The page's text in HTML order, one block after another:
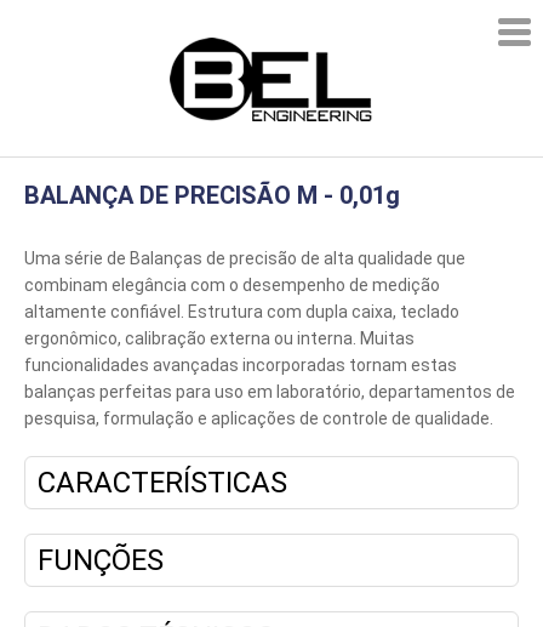
BALANÇA DE PRECISÃO M - 0,01g
Uma série de Balanças de precisão de alta qualidade que
combinam elegância com o desempenho de medição
altamente confiável. Estrutura com dupla caixa, teclado
ergonômico, calibração externa ou interna. Muitas
funcionalidades avançadas incorporadas tornam estas
balanças perfeitas para uso em laboratório, departamentos de
pesquisa, formulação e aplicações de controle de qualidade.
CARACTERÍSTICAS
FUNÇÕES